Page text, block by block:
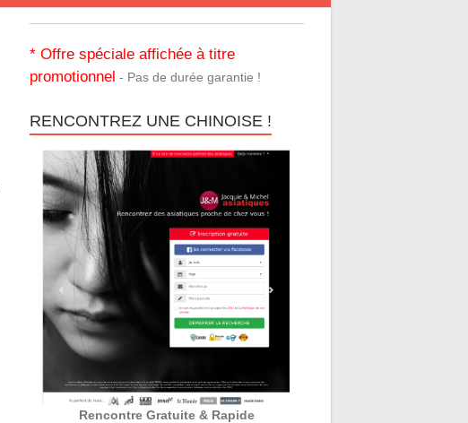
* Offre spéciale affichée à titre
promotionnel - Pas de durée garantie !
RENCONTREZ UNE CHINOISE !
Rencontre Gratuite & Rapide